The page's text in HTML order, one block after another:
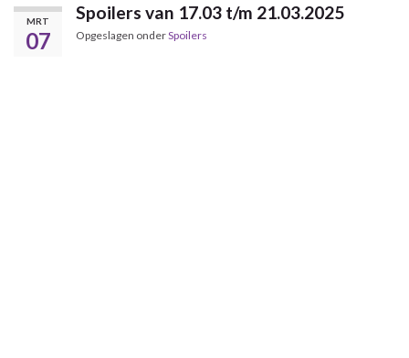
MRT
07
Spoilers van 17.03 t/m 21.03.2025
Opgeslagen onderSpoilers